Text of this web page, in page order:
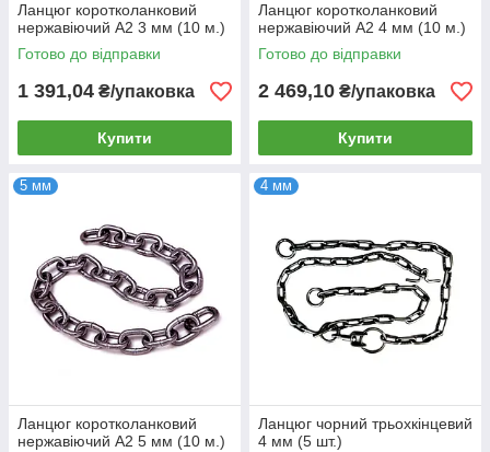
Ланцюг коротколанковий
нержавіючий А2 3 мм (10 м.)
Готово до відправки
1 391,04 ₴/упаковка
Купити
Ланцюг коротколанковий
нержавіючий А2 4 мм (10 м.)
Готово до відправки
2 469,10 ₴/упаковка
Купити
5 мм
Ланцюг коротколанковий
нержавіючий А2 5 мм (10 м.)
4 мм
Ланцюг чорний трьохкінцевий
4 мм (5 шт.)